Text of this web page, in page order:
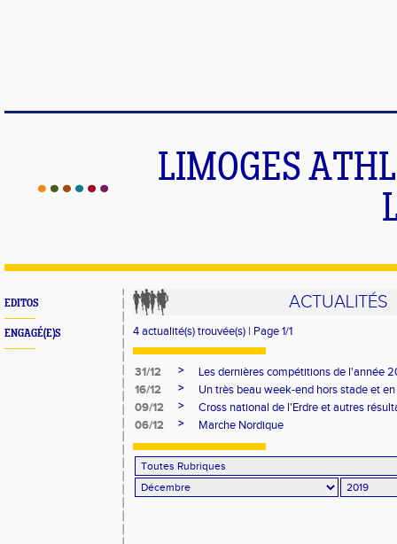
LIMOGES
EDITOS
ENGAGÉ(E)S
ACTUALITÉS
4 actualité(s) trouvée(s) | Page 1/1
31/12 >
Les dernières compétitions de l'année
16/12
>
Un très beau week-end hors stade et
09/12
>
Cross national de l'Erdre et autres
06/12
> Marche Nordique